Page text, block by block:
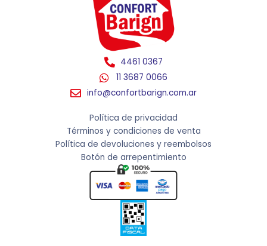
4461 0367
11 3687 0066
info@confortbarign.com.ar
Política de privacidad
Términos y condiciones de venta
Política de devoluciones y reembolsos
Botón de arrepentimiento